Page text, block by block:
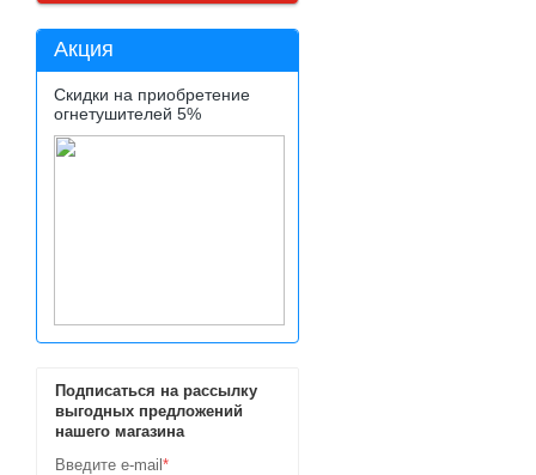
Акция
Скидки на приобретение
огнетушителей 5%
Подписаться на рассылку
выгодных предложений
нашего магазина
Введите e-mail *